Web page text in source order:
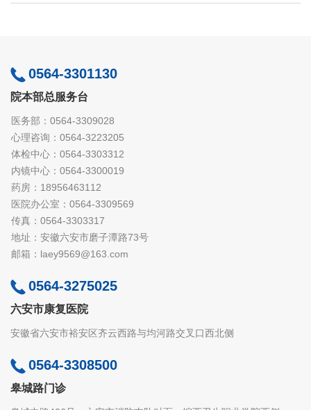
0564-3301130
院本部总服务台
医务部：0564-3309028
心理咨询：0564-3223205
体检中心：0564-3303312
内镜中心：0564-3300019
药房：18956463112
医院办公室：0564-3309569
传真：0564-3303317
地址：安徽六安市磨子潭路73号
邮箱：laey9569@163.com
0564-3275025
六安市康复医院
安徽省六安市裕安区齐云西路与均河路交叉口西北侧
0564-3308500
皋城路门诊